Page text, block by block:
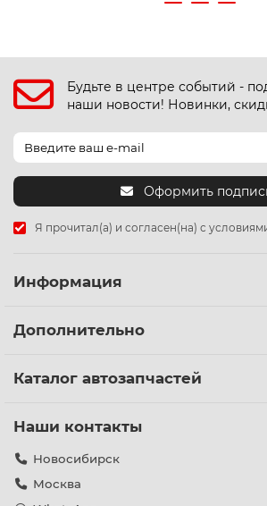
Будьте в центре событий -
наши новости! Новинки,
Оформить
Я прочитал(а) и согласен(на) с
Информация
Дополнительно
Каталог автозапчастей
Наши контакты
Новосибирск
Москва